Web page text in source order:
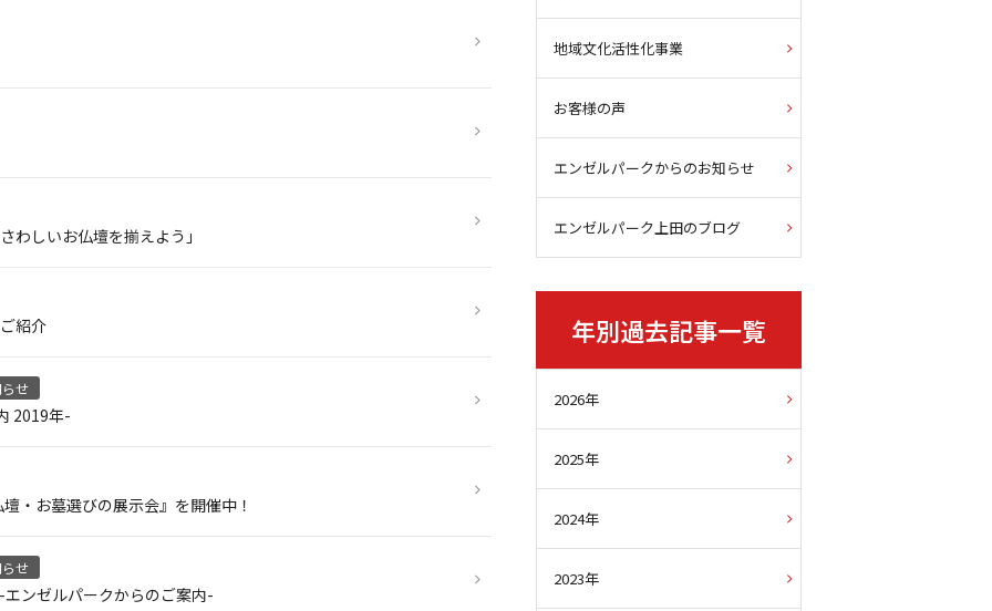
わしいお仏壇を揃えよう」
紹介
せ
2019年-
・お墓選びの展示会』を開催中！
せ
ンゼルパークからのご案内-
地域文化活性化事業
お客様の声
エンゼルパークからのお知らせ
エンゼルパーク上田のブログ
年別過去記事一覧
2026年
2025年
2024年
2023年